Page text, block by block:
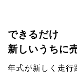
できるだけ
新しいうちに
年式が新しく走行